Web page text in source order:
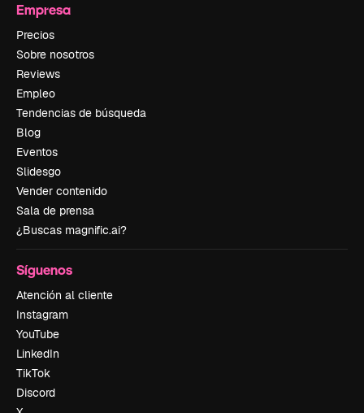
Empresa
Precios
Sobre nosotros
Reviews
Empleo
Tendencias de búsqueda
Blog
Eventos
Slidesgo
Vender contenido
Sala de prensa
¿Buscas magnific.ai?
Síguenos
Atención al cliente
Instagram
YouTube
LinkedIn
TikTok
Discord